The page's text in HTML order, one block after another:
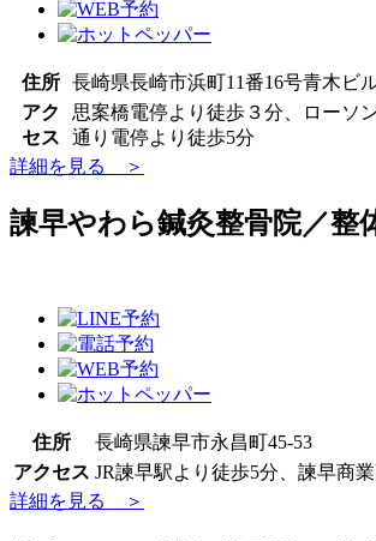
住所
長崎県長崎市浜町11番16号青木ビ
アク
セス
思案橋電停より徒歩３分、ローソ
通り電停より徒歩5分
詳細を見る ＞
諫早やわら鍼灸整骨院／整
住所
長崎県諫早市永昌町45-53
アクセス JR諫早駅より徒歩5分、諫早商
詳細を見る ＞